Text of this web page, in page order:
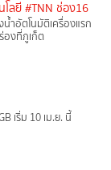
โลยี #TNN ช่อง16
ำอัตโนมัติเครื่องแรก
องที่ภูเก็ต
เริ่ม 10 เม.ย. นี้